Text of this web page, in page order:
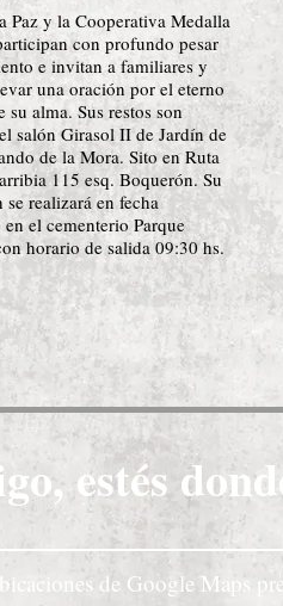
Paz y la Cooperativa Medalla
con profundo pesar
e invitan a familiares y
una oración por el eterno
su alma. Sus restos son
salón Girasol II de Jardín de
de la Mora. Sito en Ruta
115 esq. Boquerón. Su
realizará en fecha
el cementerio Parque
horario de salida 09:30 hs.
estés
de Google Maps